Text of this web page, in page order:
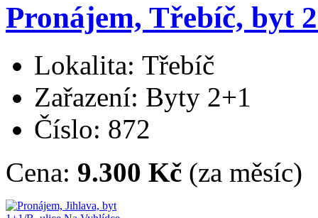
Pronájem, Třebíč, byt
Lokalita: Třebíč
Zařazení: Byty 2+1
Číslo: 872
Cena: 9.300 Kč (za měsíc)